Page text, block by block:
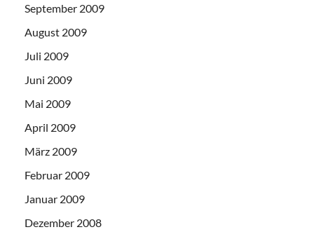
September 2009
August 2009
Juli 2009
Juni 2009
Mai 2009
April 2009
März 2009
Februar 2009
Januar 2009
Dezember 2008